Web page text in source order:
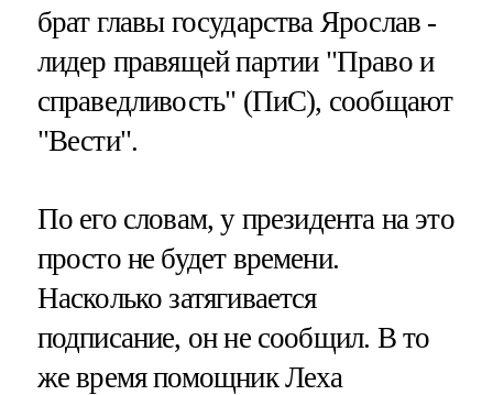
брат главы государства Ярослав -
лидер правящей партии "Право и
справедливость" (ПиС), сообщают
"Вести".
По его словам, у президента на это
просто не будет времени.
Насколько затягивается
подписание, он не сообщил. В то
же время помощник Леха